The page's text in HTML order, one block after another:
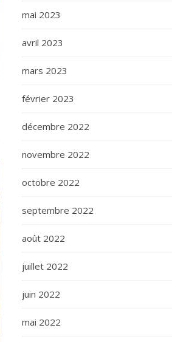
mai 2023
avril 2023
mars 2023
février 2023
décembre 2022
novembre 2022
octobre 2022
septembre 2022
août 2022
juillet 2022
juin 2022
mai 2022